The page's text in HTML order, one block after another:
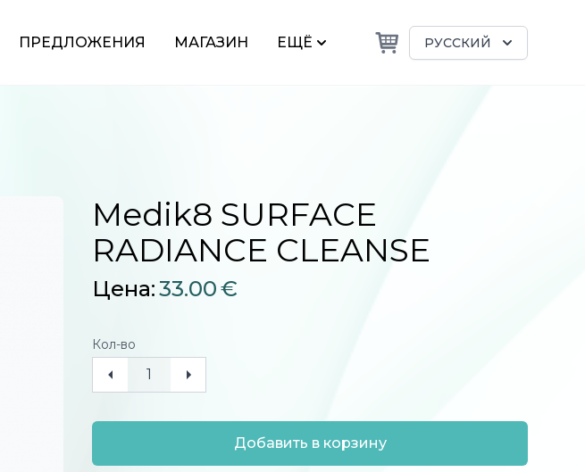
ПРЕДЛОЖЕНИЯ МАГАЗИН ЕЩЁ РУССКИЙ
Medik8 SURFACE
RADIANCE CLEANSE
Цена:33.00€
Кол-во
Добавить в корзину